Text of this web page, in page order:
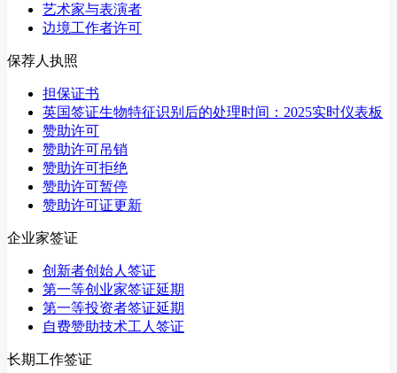
艺术家与表演者
边境工作者许可
保荐人执照
担保证书
英国签证生物特征识别后的处理时间：2025实时仪表板
赞助许可
赞助许可吊销
赞助许可拒绝
赞助许可暂停
赞助许可证更新
企业家签证
创新者创始人签证
第一等创业家签证延期
第一等投资者签证延期
自费赞助技术工人签证
长期工作签证